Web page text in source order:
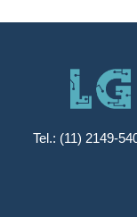
Tel.: (11) 2149-